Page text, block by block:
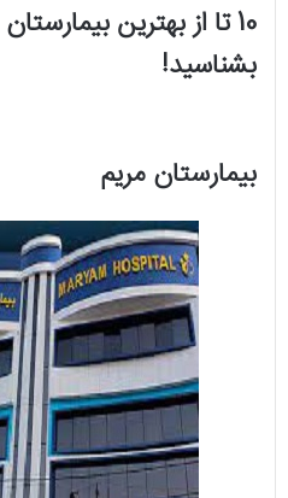
10 تا از بهترین
بشناسید!
بیمارستان مریم